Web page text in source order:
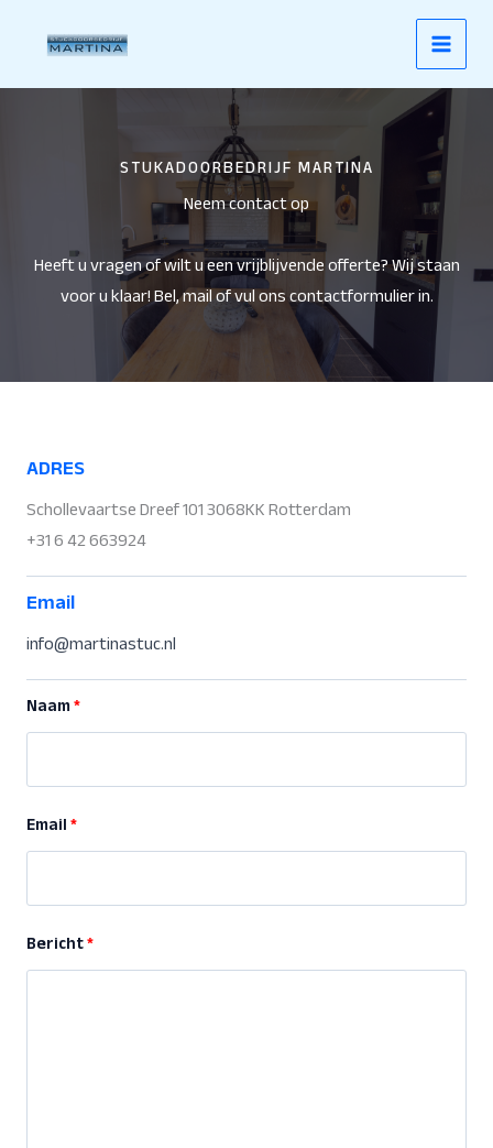
STUKADOORBEDRIJF MARTINA
Neem contact op
Heeft u vragen of wilt u een vrijblijvende offerte? Wij staan
voor u klaar! Bel, mail of vul ons contactformulier in.
ADRES
Schollevaartse Dreef 101 3068KK Rotterdam
+31 6 42 663924
Email
info@martinastuc.nl
Naam
Email
Bericht